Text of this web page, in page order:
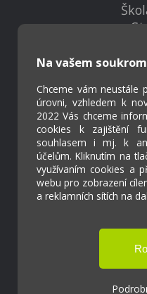
Na vašem
Chceme vám neustále
úrovni, vzhledem k
2022 Vás chceme
cookies k zajištění
souhlasem i mj. k
účelům. Kliknutím na
využívaním cookies a
webu pro zobrazení
a reklamních sítích na
Základní škola a